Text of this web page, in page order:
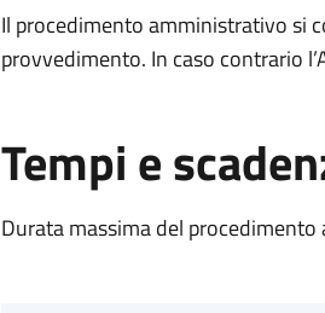
Il procedimento amministrativo si
provvedimento. In caso contrario
Tempi e
Durata massima del